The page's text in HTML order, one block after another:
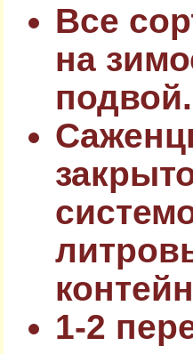
Все
на
подвой.
1-2